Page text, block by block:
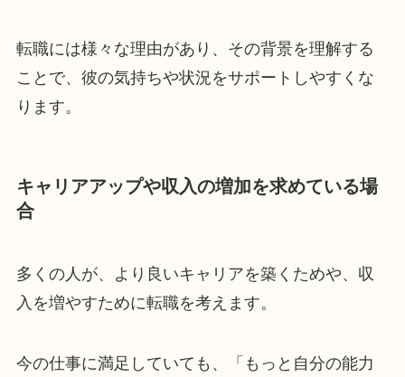
転職には様々な理由があり、その背景を理解する
ことで、彼の気持ちや状況をサポートしやすくな
ります。
キャリアアップや収入の増加を求めている場
合
多くの人が、より良いキャリアを築くためや、収
入を増やすために転職を考えます。
今の仕事に満足していても、「もっと自分の能力